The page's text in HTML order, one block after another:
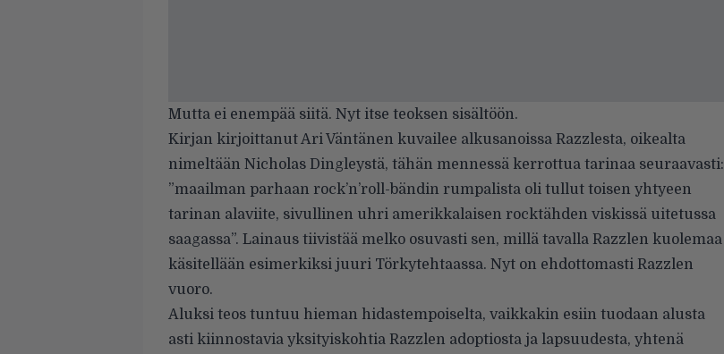
Mutta ei enempää siitä. Nyt itse teoksen sisältöön.
Kirjan kirjoittanut Ari Väntänen kuvailee alkusanoissa Razzlesta, oikealta
nimeltään Nicholas Dingleystä, tähän mennessä kerrottua tarinaa seuraavasti:
”maailman parhaan rock’n’roll-bändin rumpalista oli tullut toisen yhtyeen
tarinan alaviite, sivullinen uhri amerikkalaisen rocktähden viskissä uitetussa
saagassa”. Lainaus tiivistää melko osuvasti sen, millä tavalla Razzlen kuolemaa
käsitellään esimerkiksi juuri Törkytehtaassa. Nyt on ehdottomasti Razzlen
vuoro.
Aluksi teos tuntuu hieman hidastempoiselta, vaikkakin esiin tuodaan alusta
asti kiinnostavia yksityiskohtia Razzlen adoptiosta ja lapsuudesta, yhtenä